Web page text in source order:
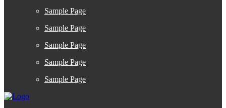
Sample Page
Sample Page
Sample Page
Sample Page
Sample Page